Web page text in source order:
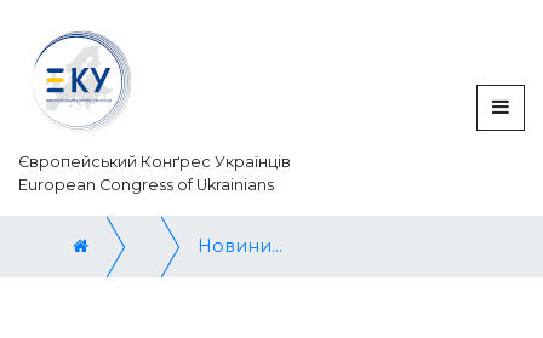
Європейський Конґрес Українців
European Congress of Ukrainians
Новини / News